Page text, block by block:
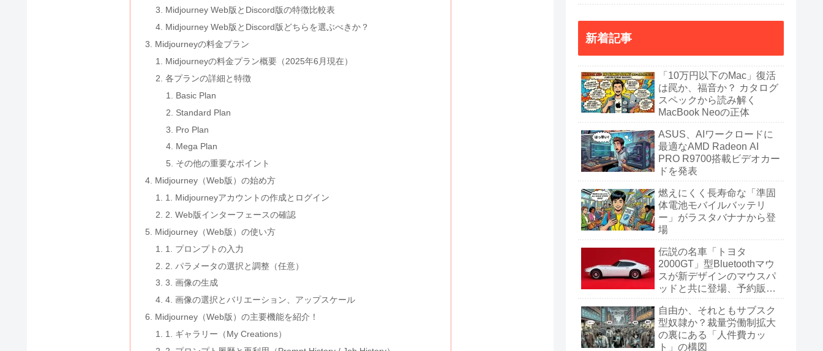
Midjourney Web版とDiscord版の特徴比較表
Midjourney Web版とDiscord版どちらを選ぶべきか？
Midjourneyの料金プラン
Midjourneyの料金プラン概要（2025年6月現在）
各プランの詳細と特徴
Basic Plan
Standard Plan
Pro Plan
Mega Plan
その他の重要なポイント
Midjourney（Web版）の始め方
1. Midjourneyアカウントの作成とログイン
2. Web版インターフェースの確認
Midjourney（Web版）の使い方
1. プロンプトの入力
2. パラメータの選択と調整（任意）
3. 画像の生成
4. 画像の選択とバリエーション、アップスケール
Midjourney（Web版）の主要機能を紹介！
1. ギャラリー（My Creations）
新着記事
「10万円以下のMac」復活
は罠か、福音か？ カタログ
スペックから読み解く
MacBook Neoの正体
ASUS、AIワークロードに
最適なAMD Radeon AI
PRO R9700搭載ビデオカー
ドを発表
燃えにくく長寿命な「準固
体電池モバイルバッテリ
ー」がラスタバナナから登
場
伝説の名車「トヨタ
2000GT」型Bluetoothマウ
スが新デザインのマウスパ
ッドと共に登場、予約販売
自由か、それともサブスク
型奴隷か？裁量労働制拡大
の裏にある「人件費カッ
ト」の構図